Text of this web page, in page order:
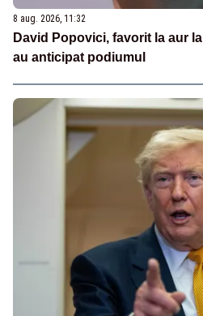
8 aug. 2026, 11:32
David Popovici, favorit la aur
au anticipat podiumul